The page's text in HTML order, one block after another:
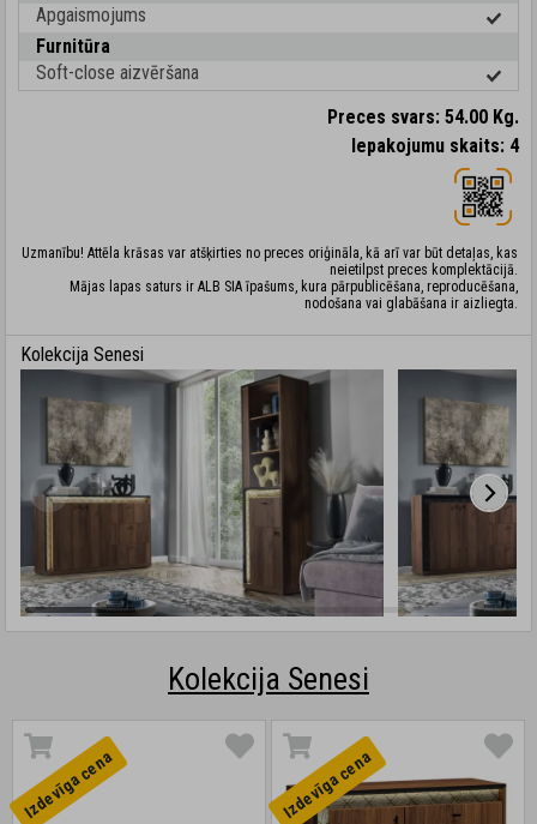
Apgaismojums
Furnitūra
Soft-close aizvēršana
Preces svars: 54.00 Kg.
Iepakojumu skaits: 4
Uzmanību! Attēla krāsas var atšķirties no preces oriģināla, kā arī var būt detaļas, kas
neietilpst preces komplektācijā.
Mājas lapas saturs ir ALB SIA īpašums, kura pārpublicēšana, reproducēšana,
nodošana vai glabāšana ir aizliegta.
Kolekcija Senesi
Kolekcija Senesi
Izdevīga cena Izdevīga cena